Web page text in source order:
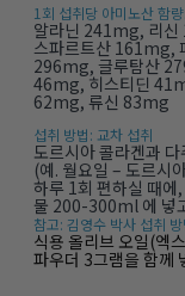
1회 섭취당 아미노산 함량:
알라닌 241mg, 리
스파르트산 161mg,
296mg, 글루탐산
46mg, 히스티딘
62mg, 류신 83mg
섭취 방법: 교차 섭취
도르시아 콜라겐과
(예. 월요일 – 도르시
하루 1회 편하실 때
물 200-300ml 에 넣
참고: 김영수 박사 섭취 방
식용 올리브 오일(엑
파우더 3그램을 함께